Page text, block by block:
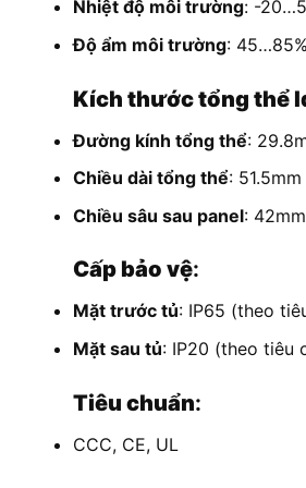
Nhiệt độ môi trường: -
Độ ẩm môi trường: 45…85%
Kích thước tổng thể
Đường kính tổng thể:
Chiều dài tổng thể: 51.5mm
Chiều sâu sau panel: 42mm
Cấp bảo vệ:
Mặt trước tủ: IP65 (theo
Mặt sau tủ: IP20 (theo tiêu
Tiêu chuẩn:
CCC, CE, UL